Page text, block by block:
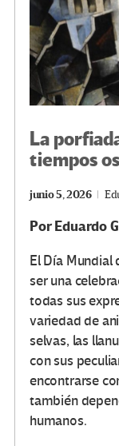
La
tiempos
junio 5, 2026
PorEduardo
El Día Mundial
ser una
todas sus
variedad de
selvas, las
con sus
encontrarse
también
humanos.